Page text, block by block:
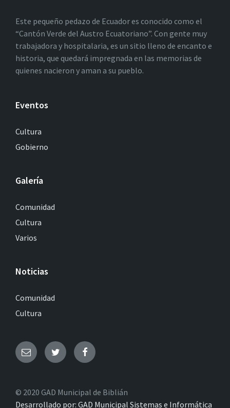
Este pequeño pedazo de Ecuador es conocido como el
“Cantón Verde del Austro Ecuatoriano”. Con gente muy
trabajadora y hospitalaria, es un sitio lleno de encanto e
historia, que quedará impregnada en las memorias de
quienes nacieron y aman a su pueblo.
Eventos
Cultura
Gobierno
Galería
Comunidad
Cultura
Varios
Noticias
Comunidad
Cultura
© 2020 GAD Municipal de Biblián
Desarrollado por: GAD Municipal Sistemas e Informática